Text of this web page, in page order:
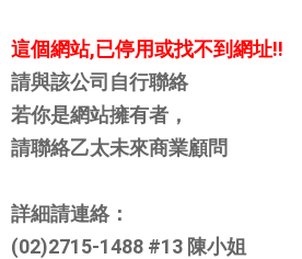
這個網站,已停用或找不到網址!!
請與該公司自行聯絡
若你是網站擁有者，
請聯絡乙太未來商業顧問
詳細請連絡：
(02)2715-1488 #13 陳小姐